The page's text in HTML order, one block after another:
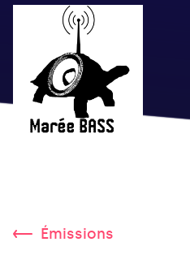
Émissions